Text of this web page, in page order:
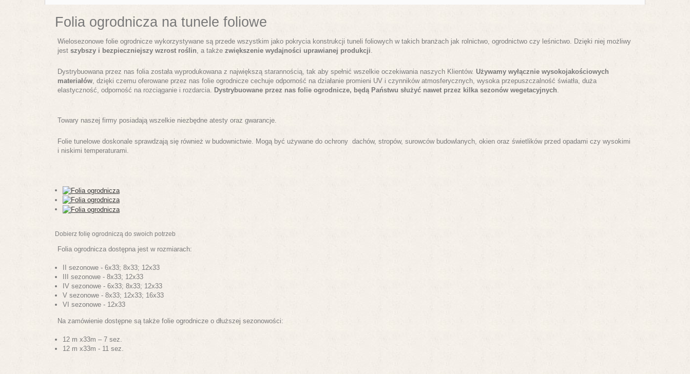
Folia ogrodnicza na tunele foliowe
Wielosezonowe folie ogrodnicze wykorzystywane są przede wszystkim jako pokrycia konstrukcji tuneli foliowych w takich branżach jak rolnictwo, ogrodnictwo czy leśnictwo. Dzięki niej możliwy
jest szybszy i bezpieczniejszy wzrost roślin, a także zwiększenie wydajności uprawianej produkcji.
Dystrybuowana przez nas folia została wyprodukowana z największą starannością, tak aby spełnić wszelkie oczekiwania naszych Klientów. Używamy wyłącznie wysokojakościowych
materiałów, dzięki czemu oferowane przez nas folie ogrodnicze cechuje odporność na działanie promieni UV i czynników atmosferycznych, wysoka przepuszczalność światła, duża
elastyczność, odporność na rozciąganie i rozdarcia. Dystrybuowane przez nas folie ogrodnicze, będą Państwu służyć nawet przez kilka sezonów wegetacyjnych.
Towary naszej firmy posiadają wszelkie niezbędne atesty oraz gwarancje.
Folie tunelowe doskonale sprawdzają się również w budownictwie. Mogą być używane do ochrony dachów, stropów, surowców budowlanych, okien oraz świetlików przed opadami czy wysokimi
i niskimi temperaturami.
Dobierz folię ogrodniczą do swoich potrzeb
Folia ogrodnicza dostępna jest w rozmiarach:
II sezonowe - 6x33; 8x33; 12x33
III sezonowe - 8x33; 12x33
IV sezonowe - 6x33; 8x33; 12x33
V sezonowe - 8x33; 12x33; 16x33
VI sezonowe - 12x33
Na zamówienie dostępne są także folie ogrodnicze o dłuższej sezonowości:
12 m x33m – 7 sez.
12 m x33m - 11 sez.